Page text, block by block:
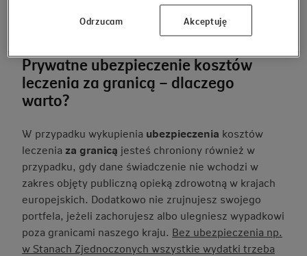
ubezpieczenie zdrowotne na
wyjazd za granicę.
Prywatne ubezpieczenie kosztów
leczenia za granicą – dlaczego
warto?
W przypadku wykupienia ubezpieczenia kosztów
leczenia za granicą jesteś chroniony również w
przypadku, gdy dane świadczenie nie wchodzi w
zakres objęty publiczną opieką zdrowotną w krajach
europejskich. Dodatkowo nie zrujnujesz swojego
portfela, jeżeli zachorujesz albo ulegniesz wypadkowi
poza granicami naszego kraju. Bez ubezpieczenia np.
w Stanach Zjednoczonych wszystkie wydatki trzeba
Odrzucam Akceptuję